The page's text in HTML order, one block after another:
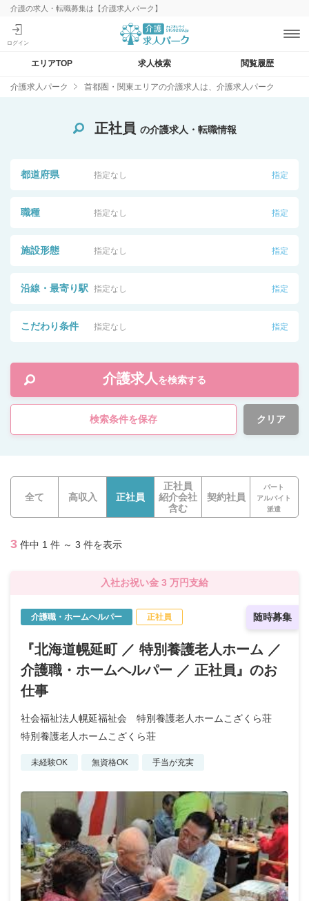
介護の求人・転職募集は【介護求人パーク】
エリアTOP 求人検索 閲覧履歴
介護求人パーク 首都圏・関東エリアの介護求人は、介護求人パーク
正社員 の介護求人・転職情報
都道府県 指定なし 指定
職種 指定なし 指定
施設形態 指定なし 指定
沿線・最寄り駅 指定なし 指定
こだわり条件 指定なし 指定
介護求人 を検索する
検索条件を保存 クリア
全て 高収入 正社員
正社員
紹介会社
含む
契約社員
パート
アルバイト
派遣
3 件中 1 件 ～ 3 件を表示
入社お祝い金 3 万円支給
随時募集
介護職・ホームヘルパー 正社員
『北海道幌延町 ／ 特別養護老人ホーム ／
介護職・ホームヘルパー ／ 正社員』のお
仕事
社会福祉法人幌延福祉会 特別養護老人ホームこざくら荘
特別養護老人ホームこざくら荘
未経験OK 無資格OK 手当が充実